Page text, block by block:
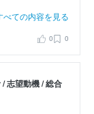
べての内容を見る
0 0
志望動機 / 総合